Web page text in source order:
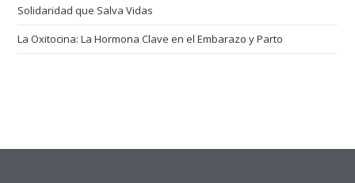
Solidaridad que Salva Vidas
La Oxitocina: La Hormona Clave en el Embarazo y Parto